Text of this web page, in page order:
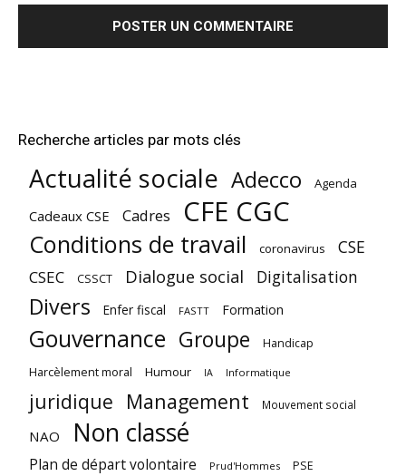
Recherche articles par mots clés
Actualité sociale Adecco Agenda
Cadeaux CSE Cadres CFE CGC
Conditions de travail coronavirus CSE
CSEC CSSCT Dialogue social Digitalisation
Divers Enfer fiscal FASTT Formation
Gouvernance Groupe Handicap
Harcèlement moral Humour IA Informatique
juridique Management Mouvement social
NAO Non classé
Plan de départ volontaire Prud'Hommes PSE